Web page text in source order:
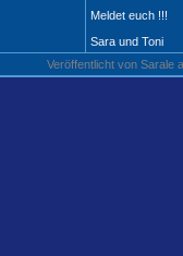
Meldet euch !!!
Sara und Toni
Veröffentlicht von Sarale